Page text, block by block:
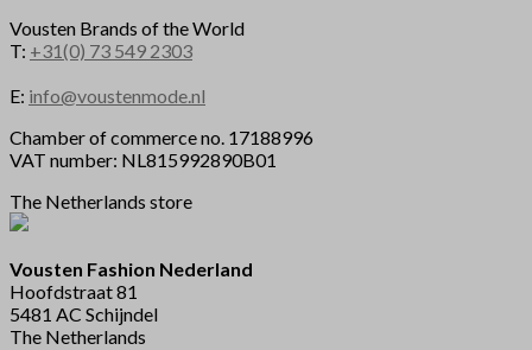
Vousten Brands of the World
T: +31(0) 73 549 2303
E: info@voustenmode.nl
Chamber of commerce no. 17188996
VAT number: NL815992890B01
The Netherlands store
Vousten Fashion Nederland
Hoofdstraat 81
5481 AC Schijndel
The Netherlands